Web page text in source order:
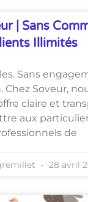
| Sans
Illimités
Sans
Chez Soveur,
claire et
aux
de
28 avril